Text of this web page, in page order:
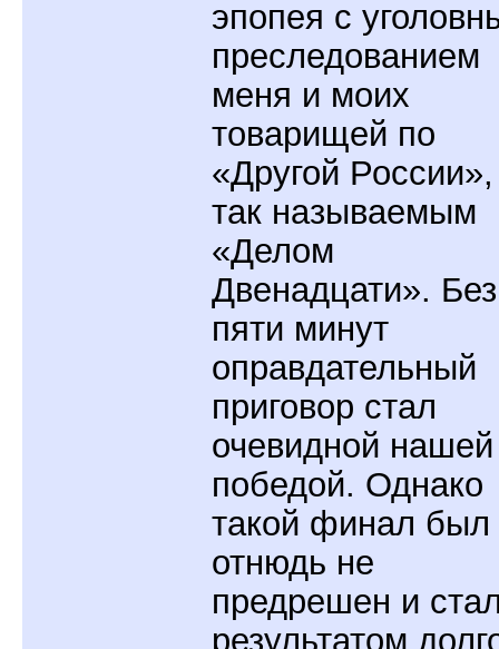
эпопея с
преследованием
меня и моих
товарищей по
«Другой России»,
так называемым
«Делом
Двенадцати». Без
пяти минут
оправдательный
приговор стал
очевидной нашей
победой. Однако
такой финал был
отнюдь не
предрешен и
результатом